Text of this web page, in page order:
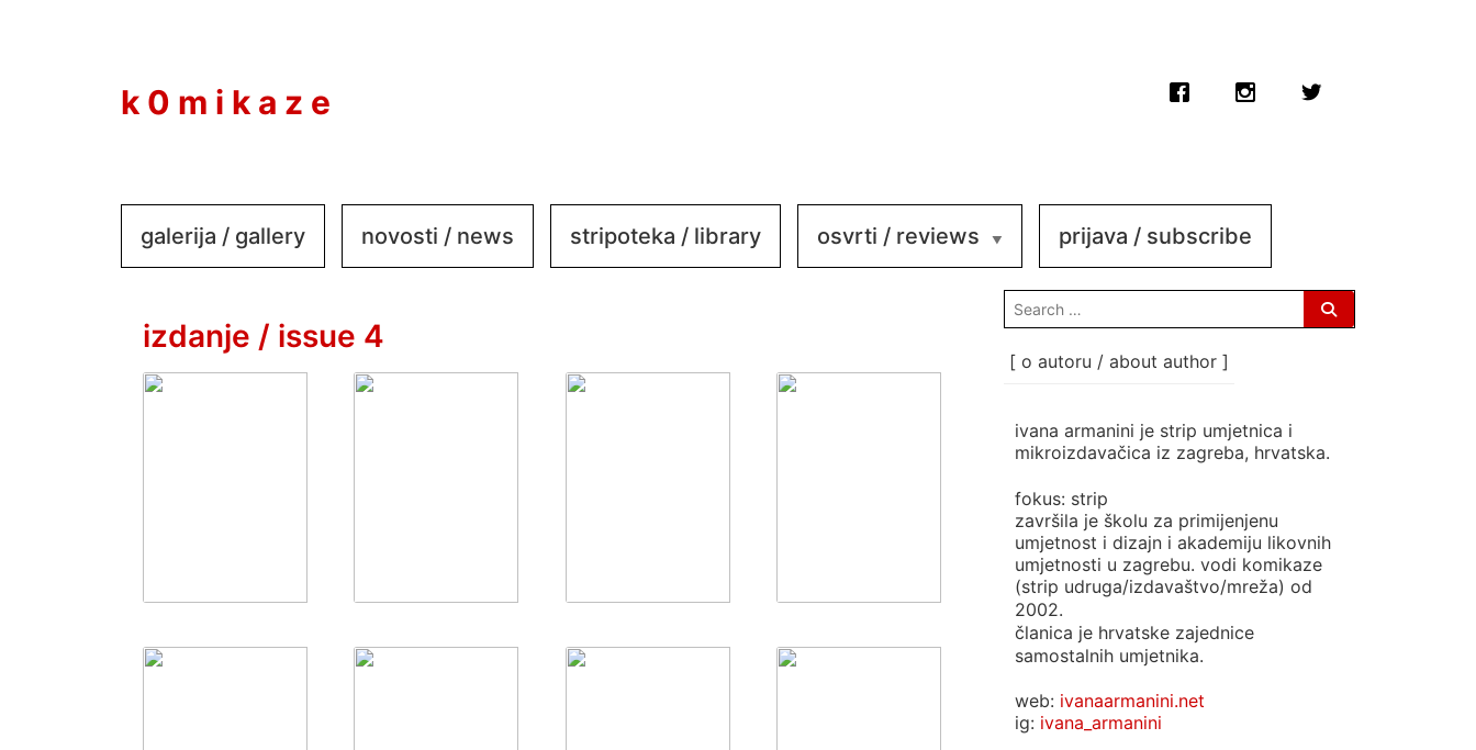
k 0 m i k a z e
galerija / gallery novosti / news stripoteka / library osvrti / reviews prijava / subscribe
izdanje / issue 4
search
for:
[ o autoru / about author ]
ivana armanini je strip umjetnica i
mikroizdavačica iz zagreba, hrvatska.
fokus: strip
završila je školu za primijenjenu
umjetnost i dizajn i akademiju likovnih
umjetnosti u zagrebu. vodi komikaze
(strip udruga/izdavaštvo/mreža) od
2002.
članica je hrvatske zajednice
samostalnih umjetnika.
web: ivanaarmanini.net
ig: ivana_armanini